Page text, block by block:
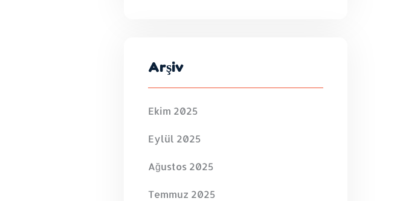
Arşiv
Ekim 2025
Eylül 2025
Ağustos 2025
Temmuz 2025